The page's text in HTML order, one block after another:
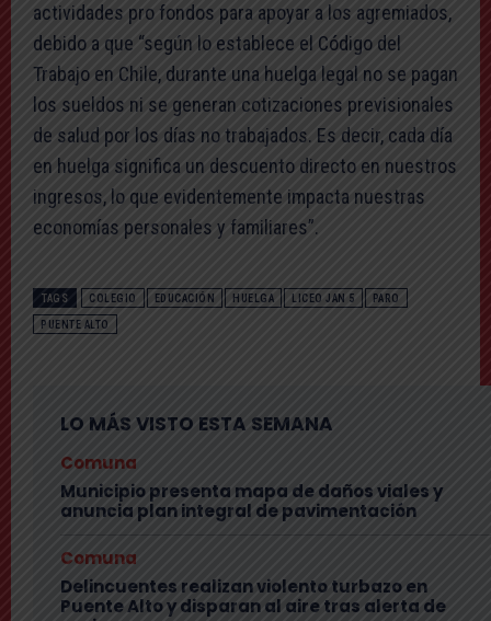
actividades pro fondos para apoyar a los agremiados,
debido a que “según lo establece el Código del
Trabajo en Chile, durante una huelga legal no se pagan
los sueldos ni se generan cotizaciones previsionales
de salud por los días no trabajados. Es decir, cada día
en huelga significa un descuento directo en nuestros
ingresos, lo que evidentemente impacta nuestras
economías personales y familiares”.
TAGS COLEGIO EDUCACIÓN HUELGA LICEO JAN 5 PARO
PUENTE ALTO
LO MÁS VISTO ESTA SEMANA
Comuna
Municipio presenta mapa de daños viales y
anuncia plan integral de pavimentación
Comuna
Delincuentes realizan violento turbazo en
Puente Alto y disparan al aire tras alerta de